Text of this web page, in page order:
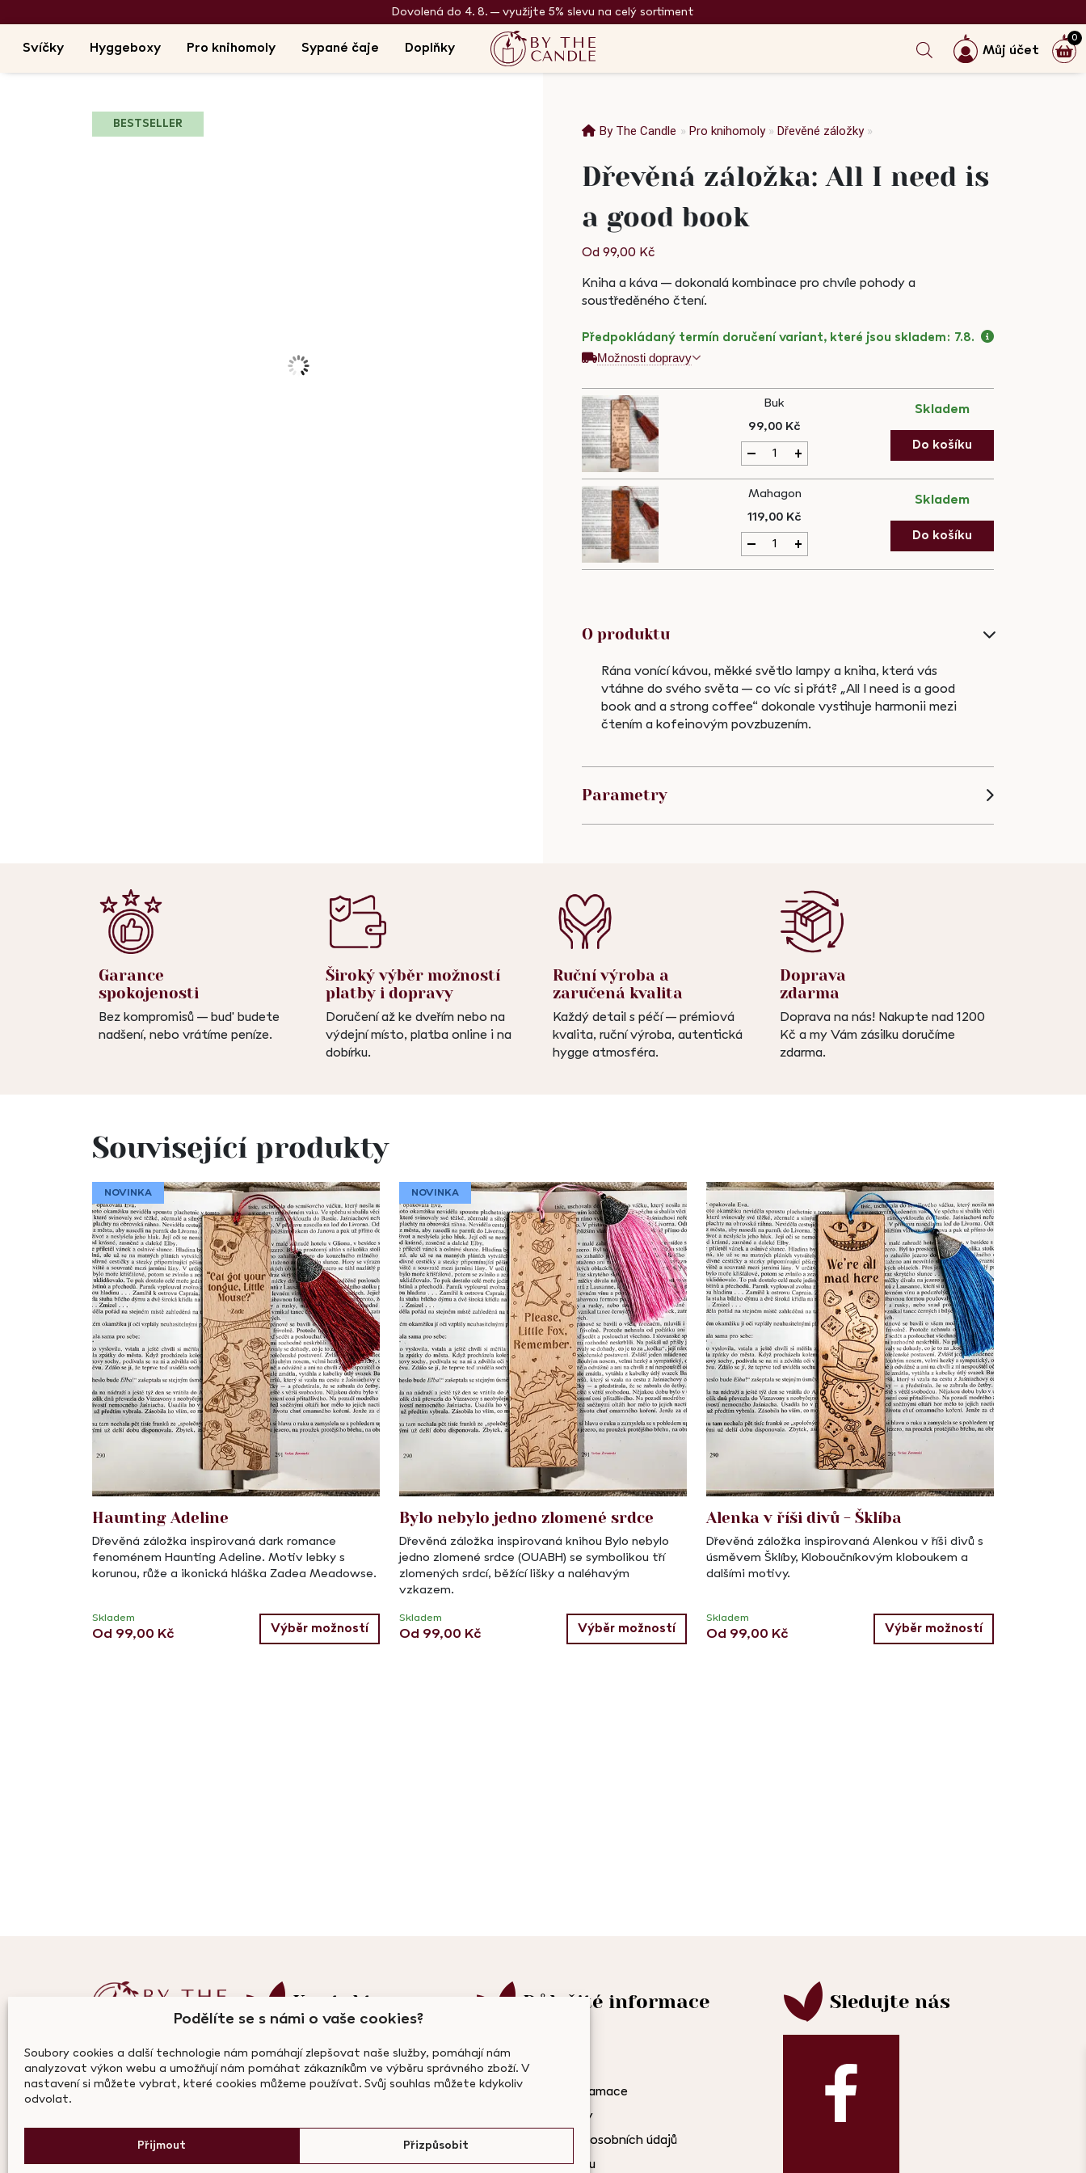
Podělíte se s námi o vaše cookies?
Soubory cookies a další technologie nám pomáhají zlepšovat naše služby, pomáhají nám
analyzovat výkon webu a umožňují nám pomáhat zákazníkům ve výběru správného zboží. V
nastavení si můžete vybrat, které cookies můžeme používat. Svůj souhlas můžete kdykoliv
odvolat.
Přijmout Přizpůsobit
Dovolená do 4. 8. – využijte 5% slevu na celý sortiment
Svíčky Hyggeboxy Pro knihomoly Sypané čaje Doplňky Můj účet
0
BESTSELLER By The Candle » Pro knihomoly » Dřevěné záložky »
Dřevěná záložka: All I need is
a good book
Od 99,00 Kč
Kniha a káva – dokonalá kombinace pro chvíle pohody a
soustředěného čtení.
Předpokládaný termín doručení variant, které jsou skladem: 7.8.
Možnosti dopravy
Buk
99,00 Kč
Dřevěná
záložka:
All
I
need
is
+
Skladem
Do košíku
Mahagon
119,00 Kč
Dřevěná
záložka:
All
book
quantity
+
Skladem
Do košíku
O produktu
Rána vonící kávou, měkké světlo lampy a kniha, která vás
vtáhne do svého světa – co víc si přát? „All I need is a good
book and a strong coffee“ dokonale vystihuje harmonii mezi
čtením a kofeinovým povzbuzením.
Parametry
Garance
spokojenosti
Bez kompromisů – buď budete
nadšení, nebo vrátíme peníze.
Široký výběr možností
platby i dopravy
Doručení až ke dveřím nebo na
výdejní místo, platba online i na
dobírku.
Ruční výroba a
zaručená kvalita
Každý detail s péčí – prémiová
kvalita, ruční výroba, autentická
hygge atmosféra.
Doprava
zdarma
Doprava na nás! Nakupte nad 1200
Kč a my Vám zásilku doručíme
zdarma.
Související produkty
NOVINKA
Haunting Adeline
Dřevěná záložka inspirovaná dark romance
fenoménem Haunting Adeline. Motiv lebky s
korunou, růže a ikonická hláška Zadea Meadowse.
Skladem
Od 99,00 Kč Výběr možností
NOVINKA
Bylo nebylo jedno zlomené srdce
Dřevěná záložka inspirovaná knihou Bylo nebylo
jedno zlomené srdce (OUABH) se symbolikou tří
zlomených srdcí, běžící lišky a naléhavým
vzkazem.
Skladem
Od 99,00 Kč Výběr možností
Alenka v říši divů - Šklíba
Dřevěná záložka inspirovaná Alenkou v říši divů s
úsměvem Šklíby, Kloboučníkovým kloboukem a
dalšími motivy.
Skladem
Od 99,00 Kč Výběr možností
Kontakt
info@bythecandle.cz
Důležité informace
Doprava a platba
Vrácení zboží a reklamace
Obchodní podmínky
Zásady zpracování osobních údajů
Podmínky užití webu
Sledujte nás